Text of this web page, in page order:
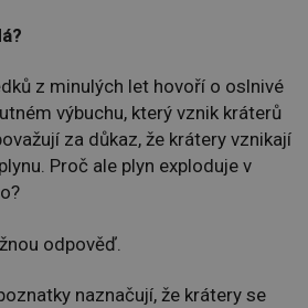
z minulých let hovoří o oslnivé
výbuchu, který vznik kráterů
za důkaz, že krátery vznikají
Proč ale plyn exploduje v
odpověď.
naznačují, že krátery se